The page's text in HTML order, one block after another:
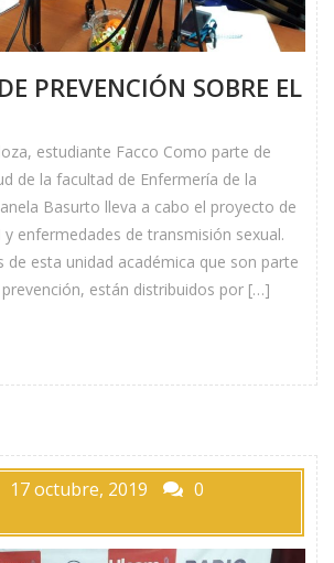
PREVENCIÓN SOBRE EL
estudiante Facco Como parte de
de la facultad de Enfermería de la
Basurto lleva a cabo el proyecto de
y enfermedades de transmisión sexual.
de esta unidad académica que son parte
están distribuidos por […]
17 octubre, 2019
0